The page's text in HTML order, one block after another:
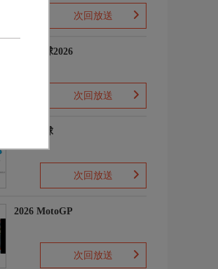
次回放送
プロ野球2026
次回放送
プロ野球
次回放送
2026 MotoGP
次回放送